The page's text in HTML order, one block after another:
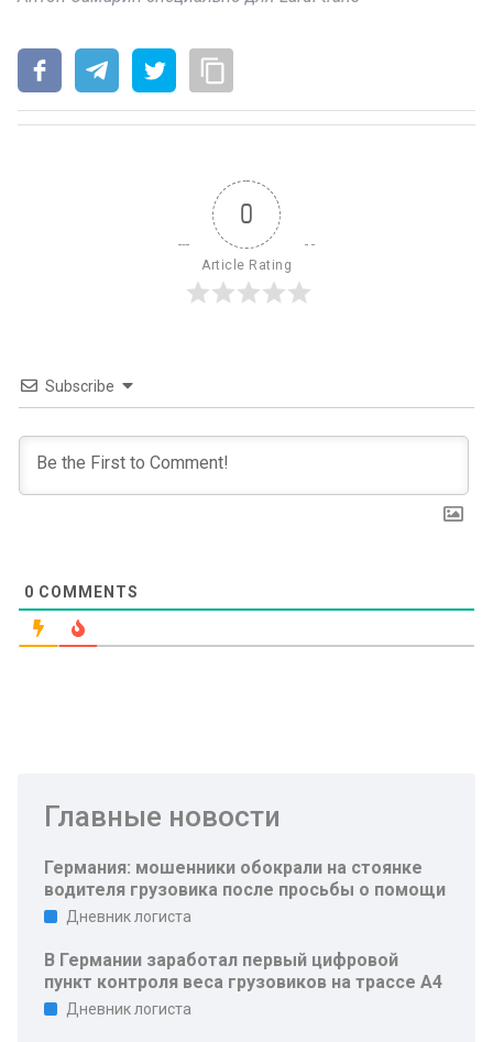
0
Article Rating
Subscribe
0 COMMENTS
Главные новости
Германия: мошенники обокрали на стоянке
водителя грузовика после просьбы о помощи
Дневник логиста
В Германии заработал первый цифровой
пункт контроля веса грузовиков на трассе A4
Дневник логиста